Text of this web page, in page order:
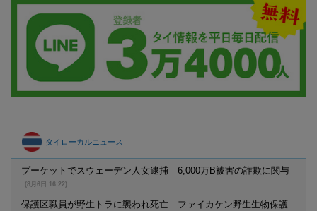
タイローカルニュース
プーケットでスウェーデン人女逮捕 6,000万B被害の詐欺に関与
(8月6日 16:22)
保護区職員が野生トラに襲われ死亡 ファイカケン野生生物保護